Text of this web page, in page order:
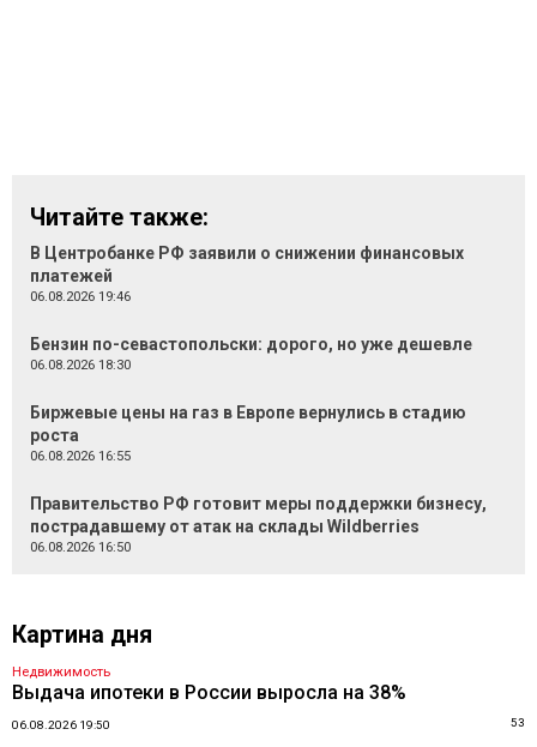
Читайте также:
В Центробанке РФ заявили о снижении финансовых
платежей
06.08.2026 19:46
Бензин по-севастопольски: дорого, но уже дешевле
06.08.2026 18:30
Биржевые цены на газ в Европе вернулись в стадию
роста
06.08.2026 16:55
Правительство РФ готовит меры поддержки бизнесу,
пострадавшему от атак на склады Wildberries
06.08.2026 16:50
Картина дня
Недвижимость
Выдача ипотеки в России выросла на 38%
06.08.2026 19:50 53